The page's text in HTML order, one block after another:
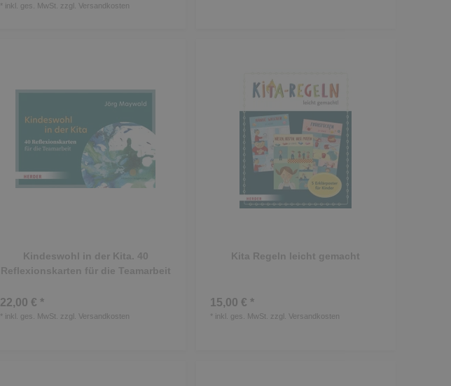
* inkl. ges. MwSt. zzgl. Versandkosten
Kindeswohl in der Kita. 40
Reflexionskarten für die Teamarbeit
22,00 € *
* inkl. ges. MwSt. zzgl. Versandkosten
Kita Regeln leicht gemacht
15,00 € *
* inkl. ges. MwSt. zzgl. Versandkosten